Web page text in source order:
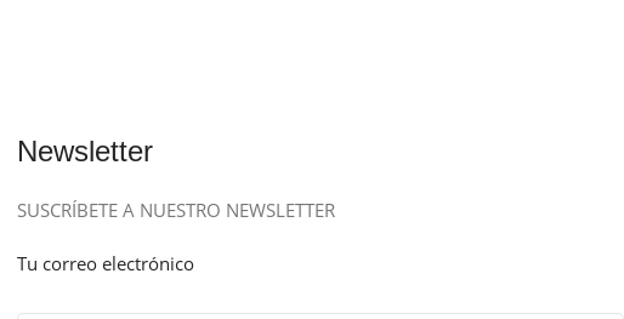
Newsletter
SUSCRÍBETE A NUESTRO NEWSLETTER
Tu correo electrónico